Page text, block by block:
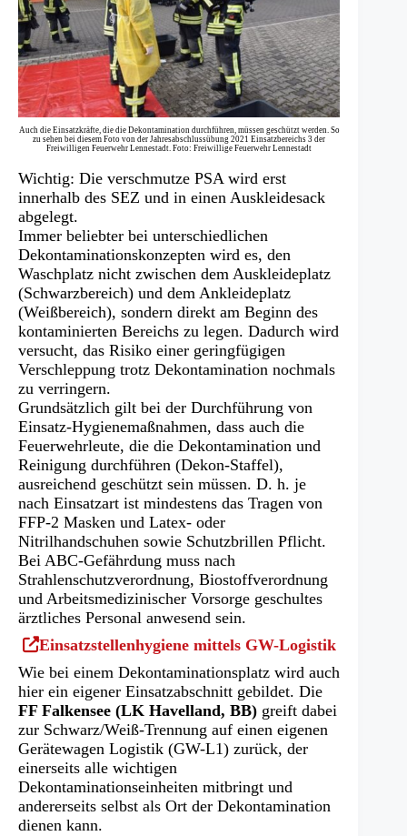
Auch die Einsatzkräfte, die die Dekontamination durchführen, müssen geschützt werden. So
zu sehen bei diesem Foto von der Jahresabschlussübung 2021 Einsatzbereichs 3 der
Freiwilligen Feuerwehr Lennestadt. Foto: Freiwillige Feuerwehr Lennestadt
Wichtig: Die verschmutze PSA wird erst
innerhalb des SEZ und in einen Auskleidesack
abgelegt.
Immer beliebter bei unterschiedlichen
Dekontaminationskonzepten wird es, den
Waschplatz nicht zwischen dem Auskleideplatz
(Schwarzbereich) und dem Ankleideplatz
(Weißbereich), sondern direkt am Beginn des
kontaminierten Bereichs zu legen. Dadurch wird
versucht, das Risiko einer geringfügigen
Verschleppung trotz Dekontamination nochmals
zu verringern.
Grundsätzlich gilt bei der Durchführung von
Einsatz-Hygienemaßnahmen, dass auch die
Feuerwehrleute, die die Dekontamination und
Reinigung durchführen (Dekon-Staffel),
ausreichend geschützt sein müssen. D. h. je
nach Einsatzart ist mindestens das Tragen von
FFP-2 Masken und Latex- oder
Nitrilhandschuhen sowie Schutzbrillen Pflicht.
Bei ABC-Gefährdung muss nach
Strahlenschutzverordnung, Biostoffverordnung
und Arbeitsmedizinischer Vorsorge geschultes
ärztliches Personal anwesend sein.
(Öffnet
in
einem
neuen
Tab)
Einsatzstellenhygiene mittels GW-Logistik
Wie bei einem Dekontaminationsplatz wird auch
hier ein eigener Einsatzabschnitt gebildet. Die
FF Falkensee (LK Havelland, BB) greift dabei
zur Schwarz/Weiß-Trennung auf einen eigenen
Gerätewagen Logistik (GW-L1) zurück, der
einerseits alle wichtigen
Dekontaminationseinheiten mitbringt und
andererseits selbst als Ort der Dekontamination
dienen kann.